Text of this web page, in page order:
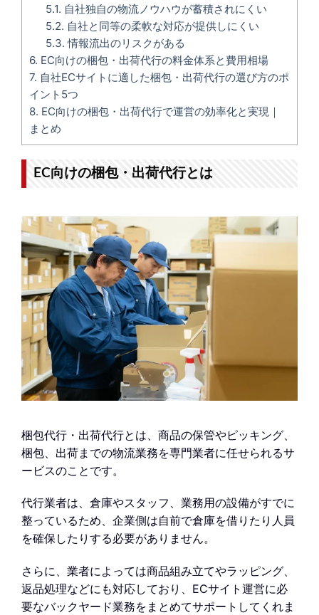
5.1. 自社独自の物流ノウハウが蓄積されにくい
5.2. 自社と同等の柔軟な対応が提供しにくい
5.3. 情報流出のリスクがある
6. EC向けの梱包・出荷代行の料金体系と費用相場
7. 自社ECサイトに適した梱包・出荷代行の選び方のポ
イント5つ
8. EC向けの梱包・出荷代行で運営の効率化と実現｜
まとめ
EC向けの梱包・出荷代行とは
梱包代行・出荷代行とは、商品の保管やピッキング、
梱包、出荷までの物流業務を専門業者に任せられるサ
ービスのことです。
代行業者は、倉庫やスタッフ、業務用の設備がすでに
整っているため、企業側は自前で倉庫を借りたり人員
を確保したりする必要がありません。
さらに、業者によっては商品組み立てやラッピング、
返品処理などにも対応しており、ECサイト運営に必
要なバックヤード業務をまとめてサポートしてくれま